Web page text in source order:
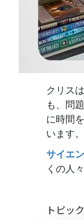
クリス
も、問
に時間
います。
サイエ
くの人
トピッ